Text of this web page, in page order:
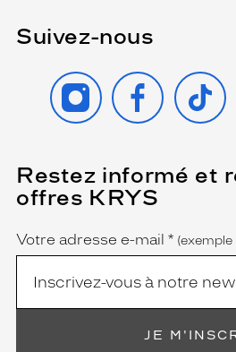
Suivez-nous
INSTAGRAMFACEBOOK
TIKTOK
Restez informé et
offres KRYS
Name
Votre adresse e-mail *
(Ce
champ
est
obligatoire)
(exemple
JE